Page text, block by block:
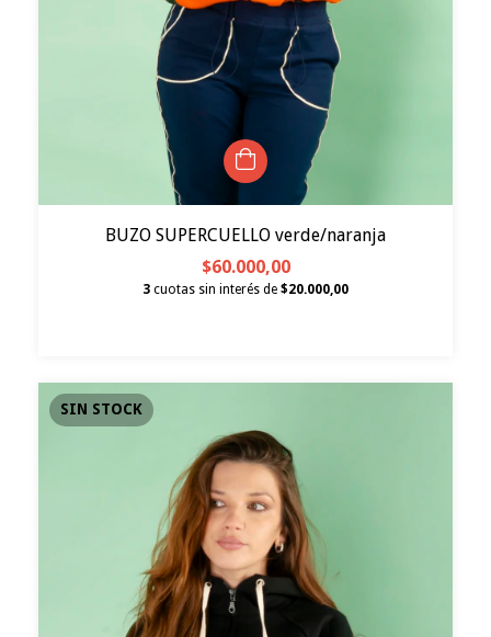
BUZO SUPERCUELLO verde/naranja
$60.000,00
3 cuotas sin interés de $20.000,00
SIN STOCK